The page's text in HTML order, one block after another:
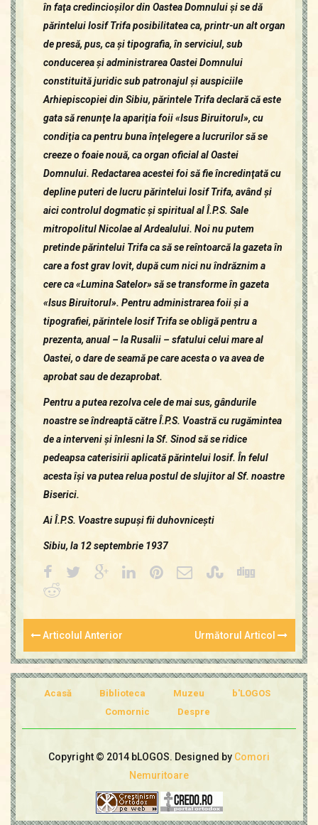
în faţa credincioşilor din Oastea Domnului şi se dă
părintelui Iosif Trifa posibilitatea ca, printr-un alt organ
de presă, pus, ca şi tipografia, în serviciul, sub
conducerea şi administrarea Oastei Domnului
constituită juridic sub patronajul şi auspiciile
Arhiepiscopiei din Sibiu, părintele Trifa declară că este
gata să renunţe la apariţia foii «Isus Biruitorul», cu
condiţia ca pentru buna înţelegere a lucrurilor să se
creeze o foaie nouă, ca organ oficial al Oastei
Domnului. Redactarea acestei foi să fie încredinţată cu
depline puteri de lucru părintelui Iosif Trifa, având şi
aici controlul dogmatic şi spiritual al Î.P.S. Sale
mitropolitul Nicolae al Ardealului. Noi nu putem
pretinde părintelui Trifa ca să se reîntoarcă la gazeta în
care a fost grav lovit, după cum nici nu îndrăznim a
cere ca «Lumina Satelor» să se transforme în gazeta
«Isus Biruitorul». Pentru administrarea foii şi a
tipografiei, părintele Iosif Trifa se obligă pentru a
prezenta, anual – la Rusalii – sfatului celui mare al
Oastei, o dare de seamă pe care acesta o va avea de
aprobat sau de dezaprobat.
Pentru a putea rezolva cele de mai sus, gândurile
noastre se îndreaptă către Î.P.S. Voastră cu rugămintea
de a interveni şi înlesni la Sf. Sinod să se ridice
pedeapsa caterisirii aplicată părintelui Iosif. În felul
acesta îşi va putea relua postul de slujitor al Sf. noastre
Biserici.
Ai Î.P.S. Voastre supuşi fii duhovniceşti
Sibiu, la 12 septembrie 1937
Articolul Anterior Următorul Articol
Acasă Biblioteca Muzeu
b'LOGOS
Comornic
Despre
Copyright © 2014 bLOGOS. Designed by Comori
Nemuritoare